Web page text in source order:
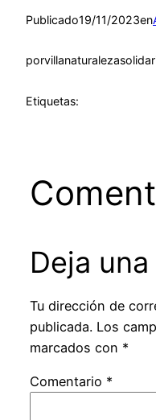
Publicado19/11/2023en
por
Etiquetas:
Deja
Tu dirección de
publicada. Los
marcados con *
Comentario *